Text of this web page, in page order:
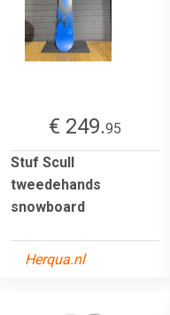
€ 249.95
Stuf Scull
tweedehands
snowboard
Herqua.nl